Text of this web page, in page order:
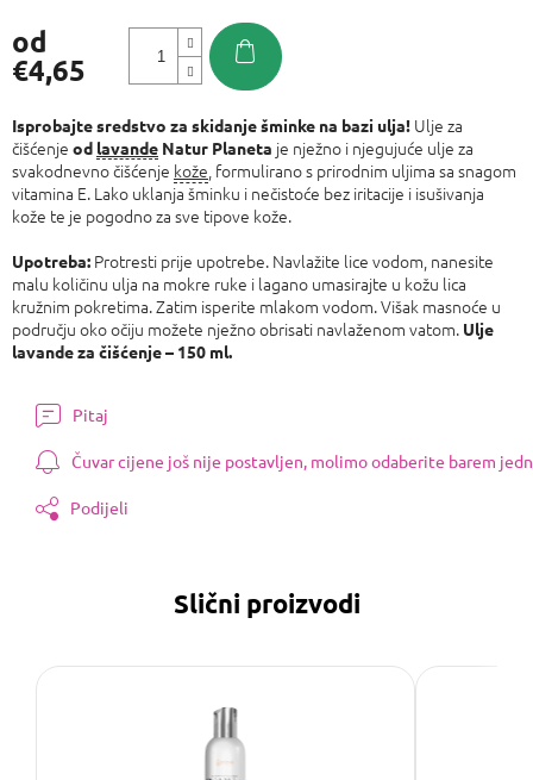
od
€4,65
cijenu:
Isprobajte sredstvo za skidanje šminke na bazi ulja! Ulje za
čišćenje od lavande Natur Planeta je nježno i njegujuće ulje za
svakodnevno čišćenje kože , formulirano s prirodnim uljima sa snagom
vitamina E. Lako uklanja šminku i nečistoće bez iritacije i isušivanja
kože te je pogodno za sve tipove kože.
Upotreba: Protresti prije upotrebe. Navlažite lice vodom, nanesite
malu količinu ulja na mokre ruke i lagano umasirajte u kožu lica
kružnim pokretima. Zatim isperite mlakom vodom. Višak masnoće u
području oko očiju možete nježno obrisati navlaženom vatom. Ulje
lavande za čišćenje – 150 ml.
Pitaj
Čuvar cijene još nije postavljen, molimo odaberite barem
Podijeli
Slični proizvodi